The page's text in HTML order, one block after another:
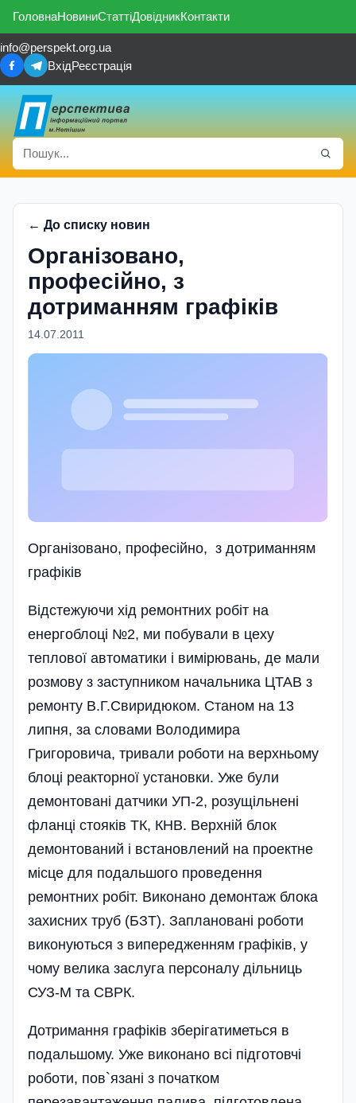
ГоловнаНовиниСтаттіДовідникКонтакти
info@perspekt.org.ua
ВхідРеєстрація
← До списку новин
Організовано,
професійно, з
дотриманням графіків
14.07.2011
Організовано, професійно, з дотриманням
графіків
Відстежуючи хід ремонтних робіт на
енергоблоці №2, ми побували в цеху
теплової автоматики і вимірювань, де мали
розмову з заступником начальника ЦТАВ з
ремонту В.Г.Свиридюком. Станом на 13
липня, за словами Володимира
Григоровича, тривали роботи на верхньому
блоці реакторної установки. Уже були
демонтовані датчики УП-2, розущі­льнені
фланці стояків ТК, КНВ. Верхній блок
демонтований і встановлений на проектне
місце для подальшого проведення
ремонтних робіт. Виконано демонтаж блока
захисних труб (БЗТ). Заплановані роботи
виконуються з випередженням графіків, у
чому велика заслуга персоналу дільниць
СУЗ-М та СВРК.
Дотримання графіків зберігатиметься в
подальшому. Уже виконано всі підготовчі
роботи, пов`язані з початком